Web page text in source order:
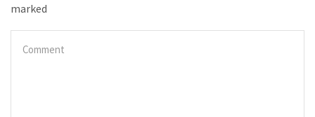
marked